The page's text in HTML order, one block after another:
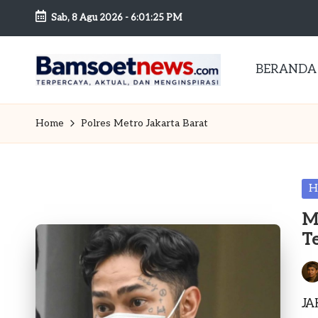
Skip
content
Sab, 8 Agu 2026 -6:01:26 PM
B
a
o
et
dan
Mobilitas
BERANDA
Home Polres Metro Jakarta Barat
by